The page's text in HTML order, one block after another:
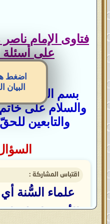
فتاوى الإمام
على أسئلة
بسم الله
والسلام على خاتم
والتابعين
اقتباس المشاركة :
علماء السُّنة
الأربعة اختلفوا
اضغط